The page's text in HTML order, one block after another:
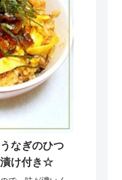
なぎのひつ
け付き☆